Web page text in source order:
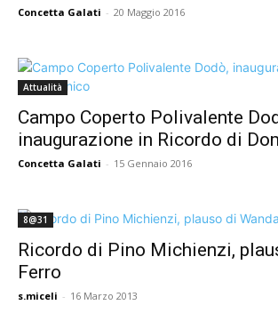
Concetta Galati - 20 Maggio 2016
Attualità
Campo Coperto Polivalente
inaugurazione in Ricordo di
Concetta Galati - 15 Gennaio 2016
8@31
Ricordo di Pino Michienzi,
Ferro
s.miceli - 16 Marzo 2013